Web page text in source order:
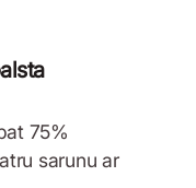
75%
sarunu ar